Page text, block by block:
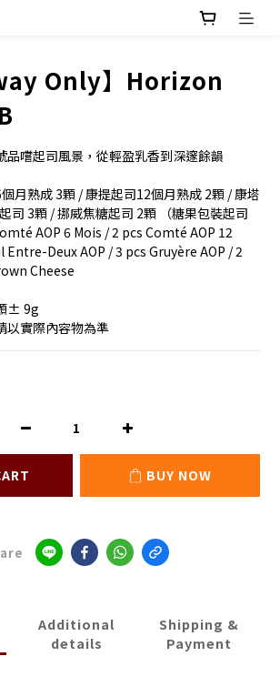
Only】Horizon
品嚐起司風景，從輕盈乳香到深邃餘韻
月熟成 3顆 / 康提起司12個月熟成 2顆 / 康塔
司 3顆 / 挪威焦糖起司 2顆 （糖果包裝起司
AOP 6 Mois / 2 pcs Comté AOP 12
Entre-Deux AOP / 3 pcs Gruyère AOP / 2
Cheese
± 9g
以實際內容物為準
BUY NOW
Additional
details
Shipping &
Payment